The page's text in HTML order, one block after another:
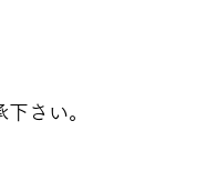
さい。